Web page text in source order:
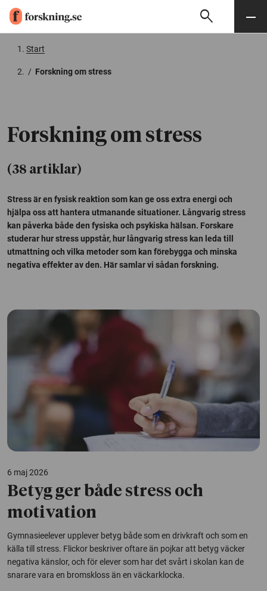
Söksearch Meny
Start
/ Forskning om stress
Forskning om stress
(38 artiklar)
Stress är en fysisk reaktion som kan ge oss extra energi och
hjälpa oss att hantera utmanande situationer. Långvarig stress
kan påverka både den fysiska och psykiska hälsan. Forskare
studerar hur stress uppstår, hur långvarig stress kan leda till
utmattning och vilka metoder som kan förebygga och minska
negativa effekter av den. Här samlar vi sådan forskning.
6 maj 2026
Betyg ger både stress och
motivation
Gymnasieelever upplever betyg både som en drivkraft och som en
källa till stress. Flickor beskriver oftare än pojkar att betyg väcker
negativa känslor, och för elever som har det svårt i skolan kan de
snarare vara en bromskloss än en väckarklocka.